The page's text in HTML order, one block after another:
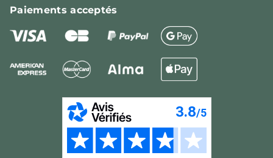
Paiementsacceptés